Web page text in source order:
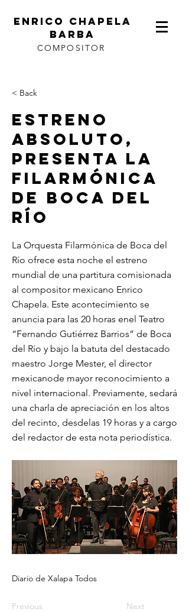
ENRICO CHAPELA
BARBA
COMPOSITOR
< Back
Estreno
Absoluto,
Presenta La
Filarmónica
De Boca Del
Río
La Orquesta Filarmónica de Boca del
Río ofrece esta noche el estreno
mundial de una partitura comisionada
al compositor mexicano Enrico
Chapela. Este acontecimiento se
anuncia para las 20 horas enel Teatro
“Fernando Gutiérrez Barrios” de Boca
del Río y bajo la batuta del destacado
maestro Jorge Mester, el director
mexicanode mayor reconocimiento a
nivel internacional. Previamente, sedará
una charla de apreciación en los altos
del recinto, desdelas 19 horas y a cargo
del redactor de esta nota periodística.
Diario de Xalapa Todos
Previous Next